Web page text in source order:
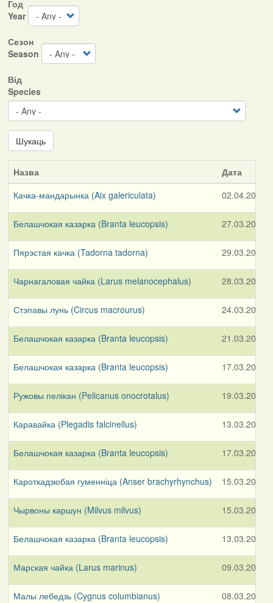
Год
Year
Сезон
Season
Від
Species
Шукаць
Назва
Дата
Качка-мандарынка (Aix galericulata)
02.04.2026
Белашчокая казарка (Branta leucopsis) 27.03.2026
Пярэстая качка (Tadorna tadorna) 29.03.2026
Чарнагаловая чайка (Larus melanocephalus) 28.03.2026
Стэпавы лунь (Circus macrourus) 24.03.2026
Белашчокая казарка (Branta leucopsis) 21.03.2026
Белашчокая казарка (Branta leucopsis) 17.03.2026
Ружовы пелікан (Pelicanus onocrotalus) 19.03.2026
Каравайка (Plegadis falcinellus) 13.03.2026
Белашчокая казарка (Branta leucopsis) 17.03.2026
Кароткадзюбая гуменніца (Anser brachyrhynchus) 15.03.2026
Чырвоны каршун (Milvus milvus) 15.03.2026
Белашчокая казарка (Branta leucopsis) 13.03.2026
Марская чайка (Larus marinus) 09.03.2026
Малы лебедзь (Cygnus columbianus) 08.03.2026